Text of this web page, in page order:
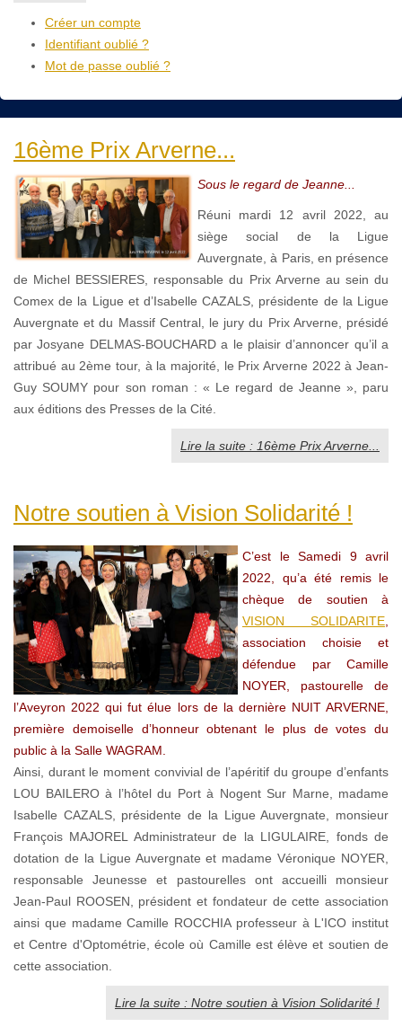
Créer un compte
Identifiant oublié ?
Mot de passe oublié ?
16ème Prix Arverne...
Sous le regard de Jeanne...
Réuni mardi 12 avril 2022, au
siège social de la Ligue
Auvergnate, à Paris, en présence
de Michel BESSIERES, responsable du Prix Arverne au sein du
Comex de la Ligue et d’Isabelle CAZALS, présidente de la Ligue
Auvergnate et du Massif Central, le jury du Prix Arverne, présidé
par Josyane DELMAS-BOUCHARD a le plaisir d’annoncer qu’il a
attribué au 2ème tour, à la majorité, le Prix Arverne 2022 à Jean-
Guy SOUMY pour son roman : « Le regard de Jeanne », paru
aux éditions des Presses de la Cité.
Lire la suite : 16ème Prix Arverne...
Notre soutien à Vision Solidarité !
C’est le Samedi 9 avril
2022, qu’a été remis le
chèque de soutien à
VISION SOLIDARITE
association choisie et
défendue par Camille
NOYER, pastourelle de
l’Aveyron 2022 qui fut élue lors de la dernière NUIT ARVERNE,
première demoiselle d’honneur obtenant le plus de votes du
public à la Salle WAGRAM.
Ainsi, durant le moment convivial de l’apéritif du groupe d’enfants
LOU BAILERO à l’hôtel du Port à Nogent Sur Marne, madame
Isabelle CAZALS, présidente de la Ligue Auvergnate, monsieur
François MAJOREL Administrateur de la LIGULAIRE, fonds de
dotation de la Ligue Auvergnate et madame Véronique NOYER,
responsable Jeunesse et pastourelles ont accueilli monsieur
Jean-Paul ROOSEN, président et fondateur de cette association
ainsi que madame Camille ROCCHIA professeur à L'ICO institut
et Centre d'Optométrie, école où Camille est élève et soutien de
cette association.
Lire la suite : Notre soutien à Vision Solidarité !